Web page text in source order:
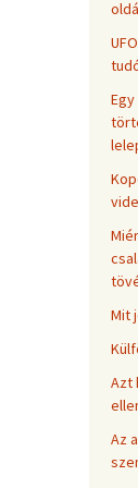
Mit
Azt
Az